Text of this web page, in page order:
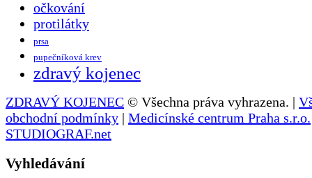
očkování
protilátky
prsa
pupečníková krev
zdravý kojenec
ZDRAVÝ KOJENEC © Všechna práva vyhrazena. |
obchodní podmínky | Medicínské centrum Praha s.r.o.
STUDIOGRAF.net
Vyhledávání